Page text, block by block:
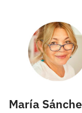
María